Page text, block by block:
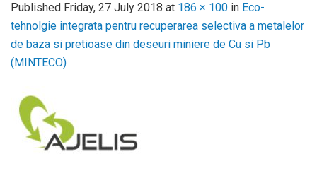
Published Friday, 27 July 2018 at 186 × 100 in Eco-
tehnolgie integrata pentru recuperarea selectiva a metalelor
de baza si pretioase din deseuri miniere de Cu si Pb
(MINTECO)